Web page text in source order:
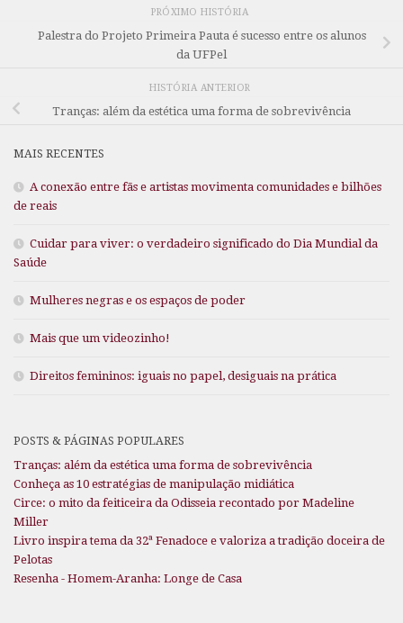
PRÓXIMO HISTÓRIA
Palestra do Projeto Primeira Pauta é sucesso entre os alunos
da UFPel
HISTÓRIA ANTERIOR
Tranças: além da estética uma forma de sobrevivência
MAIS RECENTES
A conexão entre fãs e artistas movimenta comunidades e bilhões
de reais
Cuidar para viver: o verdadeiro significado do Dia Mundial da
Saúde
Mulheres negras e os espaços de poder
Mais que um videozinho!
Direitos femininos: iguais no papel, desiguais na prática
POSTS & PÁGINAS POPULARES
Tranças: além da estética uma forma de sobrevivência
Conheça as 10 estratégias de manipulação midiática
Circe: o mito da feiticeira da Odisseia recontado por Madeline
Miller
Livro inspira tema da 32ª Fenadoce e valoriza a tradição doceira de
Pelotas
Resenha - Homem-Aranha: Longe de Casa